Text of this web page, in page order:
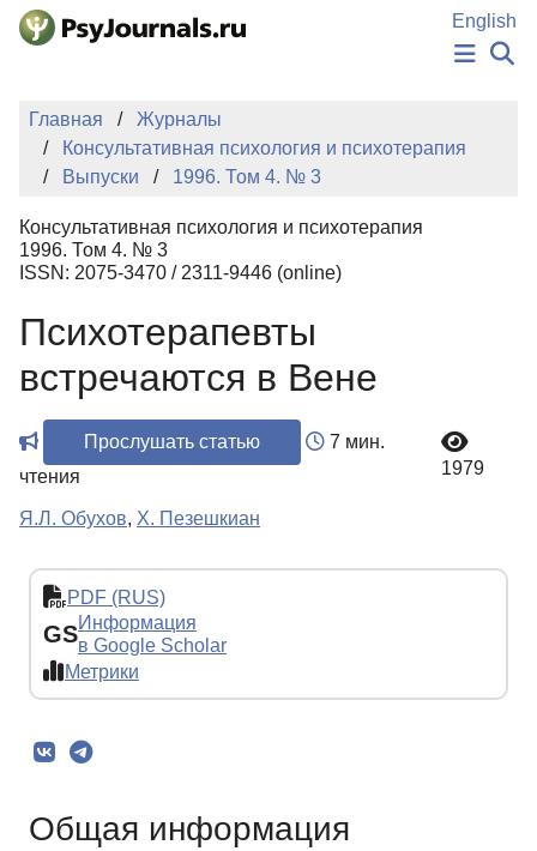
Перейти к основному содержанию
English
НОВОСТИ
АВТОРЫ
Регистрация
Главная
Журналы
Консультативная психология и психотерапия
Выпуски
1996. Том 4. № 3
Консультативная психология и психотерапия
1996. Том 4. № 3
ISSN: 2075-3470 / 2311-9446 (online)
Психотерапевты
встречаются в Вене
Прослушать статью
7 мин.
чтения
1979
Я.Л. Обухов, Х. Пезешкиан
PDF (RUS)
GSИнформация
в Google Scholar
Метрики
Общая информация